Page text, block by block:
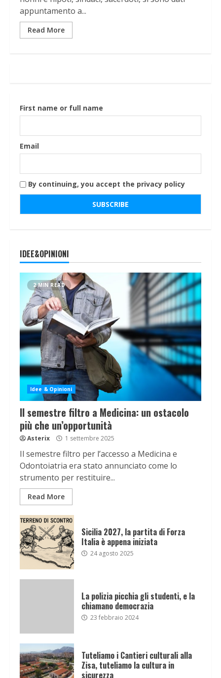
appuntamento a...
Read More
First name or full name
Email
By continuing, you accept the privacy policy
IDEE&OPINIONI
2 MIN READ
Idee & Opinioni
Il semestre filtro a Medicina: un ostacolo
più che un’opportunità
Asterix 1 settembre 2025
Il semestre filtro per l’accesso a Medicina e
Odontoiatria era stato annunciato come lo
strumento per restituire...
Read More
Sicilia 2027, la partita di Forza
Italia è appena iniziata
24 agosto 2025
La polizia picchia gli studenti, e la
chiamano democrazia
23 febbraio 2024
Tuteliamo i Cantieri culturali alla
Zisa, tuteliamo la cultura in
sicurezza